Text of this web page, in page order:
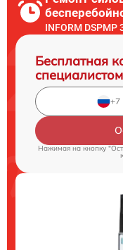
INFORM
Бесплатная
специалистом
Нажимая на кнопку